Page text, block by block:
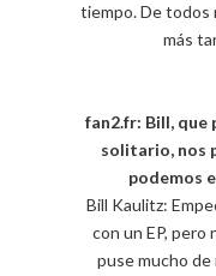
tiempo. De todos
más
fan2.fr: Bill, que
solitario, nos
podemos
Bill Kaulitz:
con un EP, pero
puse mucho